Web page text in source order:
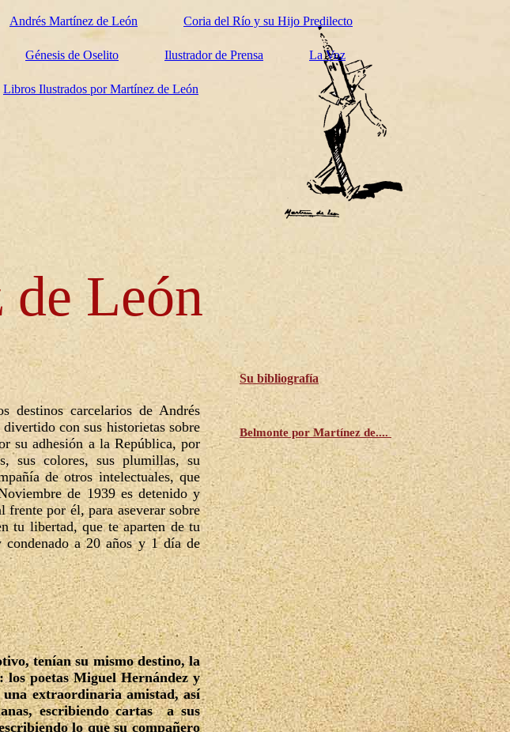
Andrés Martínez de León Coria del Río y su Hijo Predilecto
Génesis de Oselito Ilustrador de Prensa La Voz
Libros Ilustrados por Martínez de León
León
destinos carcelarios de Andrés
con sus historietas sobre
su adhesión a la República, por
sus colores, sus plumillas, su
de otros intelectuales, que
de 1939 es detenido y
frente por él, para aseverar sobre
tu libertad, que te aparten de tu
a 20 años y 1 día de
tenían su mismo destino, la
poetas Miguel Hernández y
extraordinaria amistad, así
escribiendo cartas a sus
lo que su compañero
Su bibliografía
Belmonte por Martínez de....